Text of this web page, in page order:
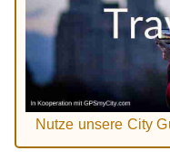
Nutze unsere City